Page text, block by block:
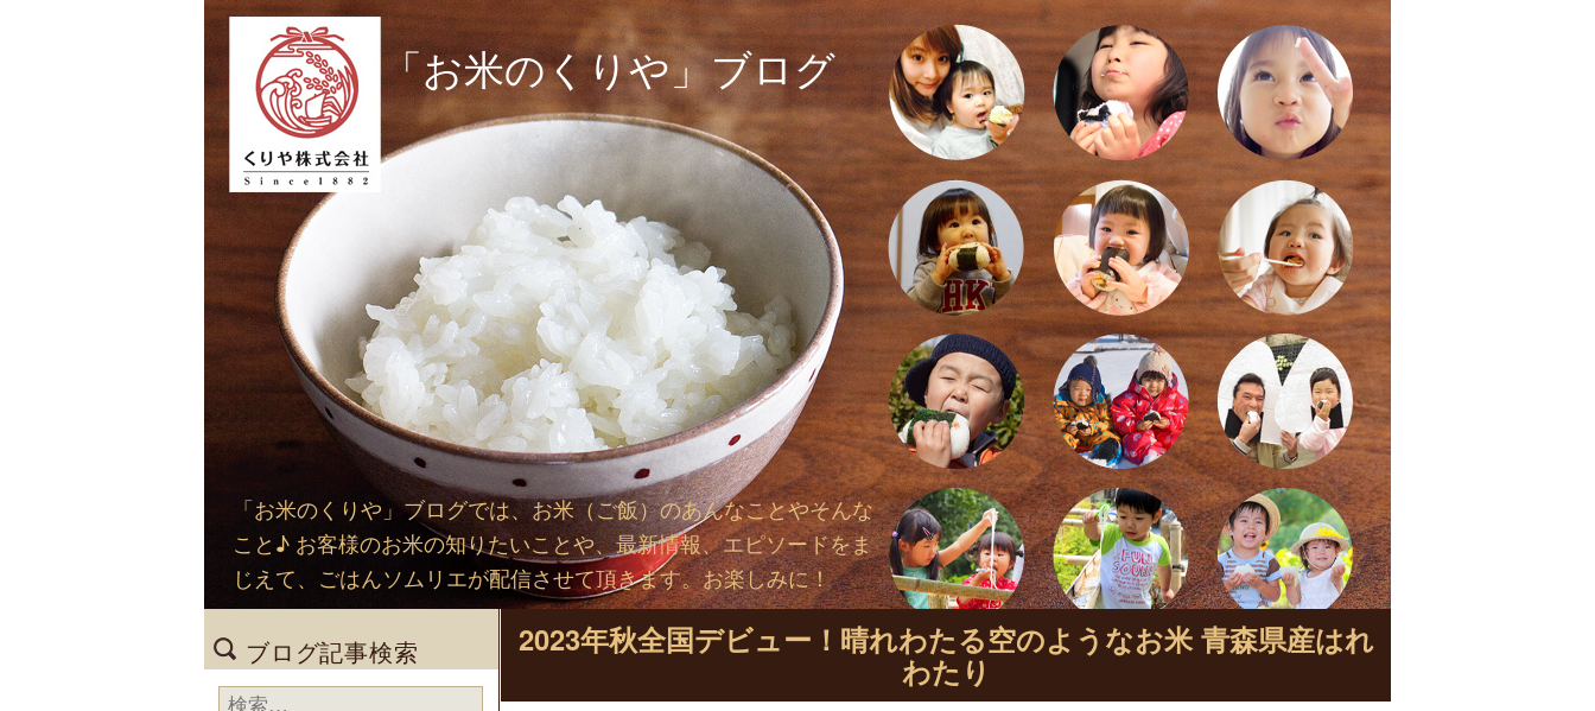
「お米のくりや」ブログ
「お米のくりや」ブログでは、お米（ご飯）のあんなことやそんな
こと♪ お客様のお米の知りたいことや、最新情報、エピソードをま
じえて、ごはんソムリエが配信させて頂きます。お楽しみに！
2023年秋全国デビュー！晴れわたる空のようなお米 青森県産はれ
わたり
ブログ記事検索
検